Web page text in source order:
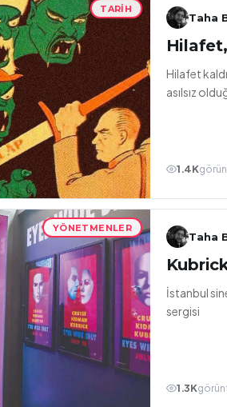
TARIH
Taha
Hilafet
asılsız
1.4K
YÖNETMENLER
Taha
İstanbul
sergisi
1.3K